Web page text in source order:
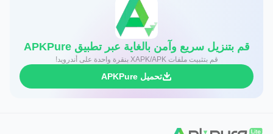
قم بتنزيل سريع وآمن بالغاية عبر تطبيق APKPure
قم بتثبيت ملفات XAPK/APK بنقرة واحدة على أندرويد!
تحميل APKPure